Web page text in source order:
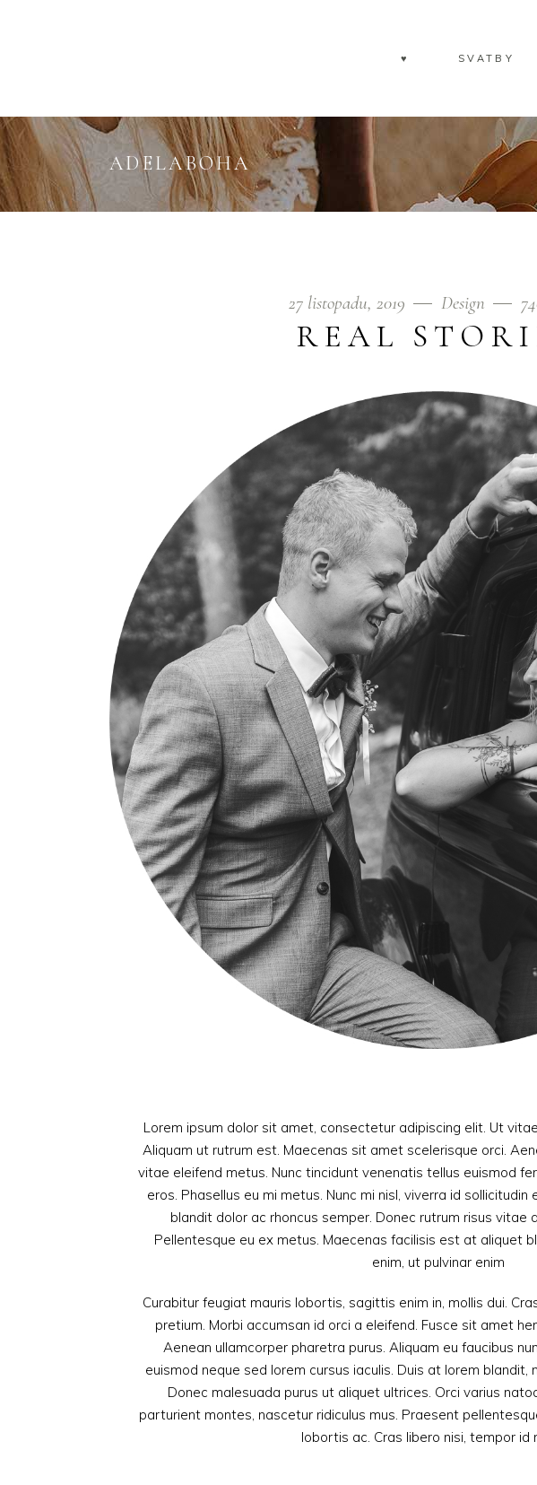
♥ SVATBY
ADELABOHA
27 listopadu, 2019 Design
REAL
Lorem ipsum dolor sit amet, consectetur adipiscing elit. Ut
Aliquam ut rutrum est. Maecenas sit amet scelerisque orci.
vitae eleifend metus. Nunc tincidunt venenatis tellus euismod
eros. Phasellus eu mi metus. Nunc mi nisl, viverra id
blandit dolor ac rhoncus semper. Donec rutrum risus vitae
Pellentesque eu ex metus. Maecenas facilisis est at aliquet
enim, ut pulvinar enim
Curabitur feugiat mauris lobortis, sagittis enim in, mollis dui.
pretium. Morbi accumsan id orci a eleifend. Fusce sit amet
Aenean ullamcorper pharetra purus. Aliquam eu faucibus
euismod neque sed lorem cursus iaculis. Duis at lorem
Donec malesuada purus ut aliquet ultrices. Orci varius
parturient montes, nascetur ridiculus mus. Praesent
lobortis ac. Cras libero nisi, tempor id